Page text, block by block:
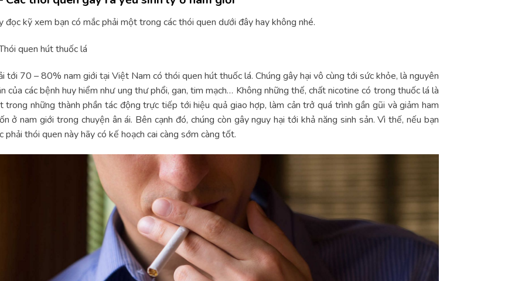
đọc kỹ xem bạn có mắc phải một trong các thói quen dưới đây hay không nhé.
quen hút thuốc lá
tới 70 – 80% nam giới tại Việt Nam có thói quen hút thuốc lá. Chúng gây hại vô cùng tới sức khỏe, là nguyên
của các bệnh huy hiểm như ung thư phổi, gan, tim mạch… Không những thế, chất nicotine có trong thuốc lá là
trong những thành phần tác động trực tiếp tới hiệu quả giao hợp, làm cản trở quá trình gần gũi và giảm ham
ở nam giới trong chuyện ân ái. Bên cạnh đó, chúng còn gây nguy hại tới khả năng sinh sản. Vì thế, nếu bạn
phải thói quen này hãy có kế hoạch cai càng sớm càng tốt.